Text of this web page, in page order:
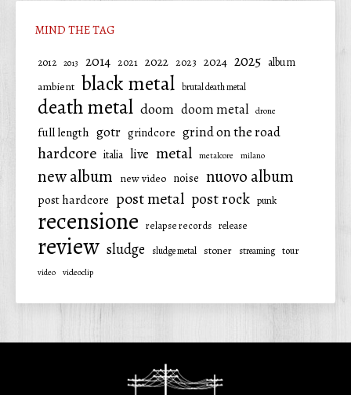
MIND THE TAG
2012 2013 2014 2021 2022 2023 2024 2025 album
ambient black metal brutal death metal
death metal doom doom metal drone
full length gotr grindcore grind on the road
hardcore italia live metal metalcore milano
new album new video noise nuovo album
post hardcore post metal post rock punk
recensione relapse records release
review sludge sludge metal stoner streaming tour
video videoclip